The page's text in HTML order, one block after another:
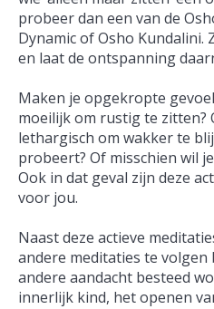
probeer dan een van de
Dynamic of Osho
en laat de ontspanning
Maken je opgekropte
moeilijk om rustig te zitten?
lethargisch om wakker te
probeert? Of misschien wil
Ook in dat geval zijn deze
voor jou.
Naast deze actieve
andere meditaties te
andere aandacht besteed
innerlijk kind, het openen